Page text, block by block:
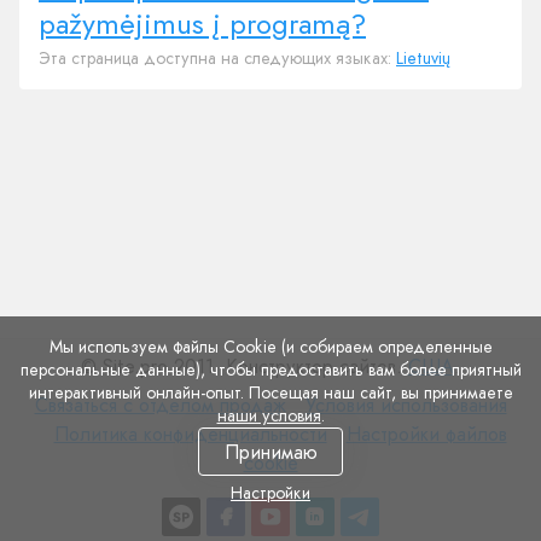
pažymėjimus į programą?
Эта страница доступна на следующих языках: Lietuvių
© Site.pro 2011. Конструктор сайтов.США.
Связаться
Связаться с отделом продаж
Условия
использования
Условия использования
конфиденциальности
Политика конфиденциальности
cookie
Мы используем файлы Cookie (и собираем определенные
персональные данные), чтобы предоставить вам более приятный
интерактивный онлайн-опыт. Посещая наш сайт, вы принимаете
наши условия.
Принимаю
Настройки